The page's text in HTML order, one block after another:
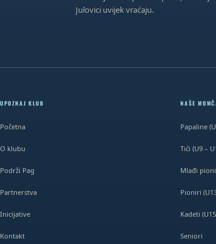
Julovici uvijek vraćaju.
UPOZNAJ KLUB
Početna
O klubu
Podrži Pag
Partnerstva
Inicijative
Kontakt
NAŠE
Papaline
Tići (U9 –
Mlađi
Pioniri
Kadeti
Seniori